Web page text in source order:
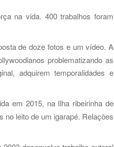
na vida. 400 trabalhos foram
de doze fotos e um vídeo. A
problematizando as
adquirem temporalidades e
em 2015, na Ilha ribeirinha de
no leito de um igarapé. Relações